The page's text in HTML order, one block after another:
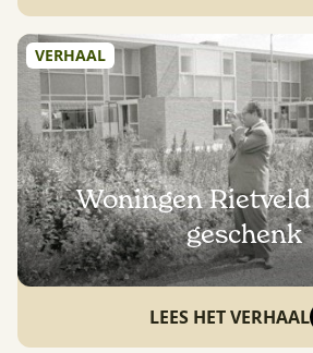
VERHAAL
Woningen
geschenk
LEES HET VERHAAL